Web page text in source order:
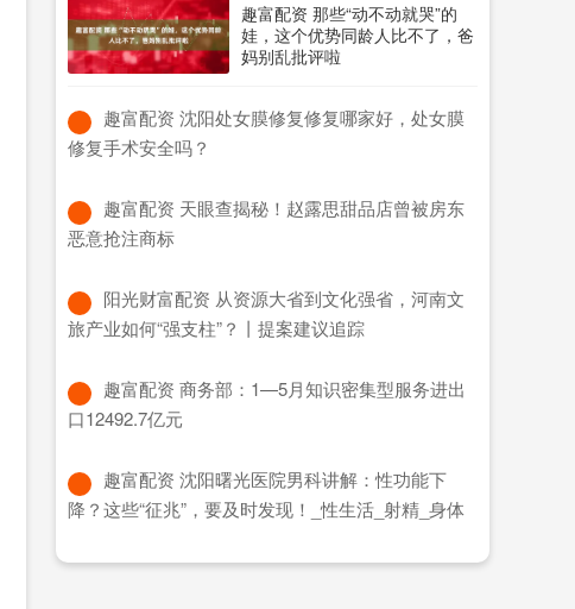
趣富配资 那些“动不动就哭”的
娃，这个优势同龄人比不了，爸
妈别乱批评啦
​趣富配资 沈阳处女膜修复修复哪家好，处女膜
修复手术安全吗？
​趣富配资 天眼查揭秘！赵露思甜品店曾被房东
恶意抢注商标
​阳光财富配资 从资源大省到文化强省，河南文
旅产业如何“强支柱”？丨提案建议追踪
​趣富配资 商务部：1—5月知识密集型服务进出
口12492.7亿元
​趣富配资 沈阳曙光医院男科讲解：性功能下
降？这些“征兆”，要及时发现！_性生活_射精_身体